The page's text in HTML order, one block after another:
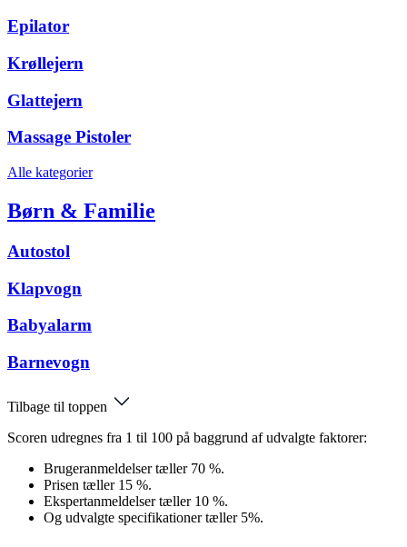
Epilator
Krøllejern
Glattejern
Massage Pistoler
Alle kategorier
Børn & Familie
Autostol
Klapvogn
Babyalarm
Barnevogn
Tilbage til toppen
Scoren udregnes fra 1 til 100 på baggrund af udvalgte faktorer:
Brugeranmeldelser tæller 70 %.
Prisen tæller 15 %.
Ekspertanmeldelser tæller 10 %.
Og udvalgte specifikationer tæller 5%.